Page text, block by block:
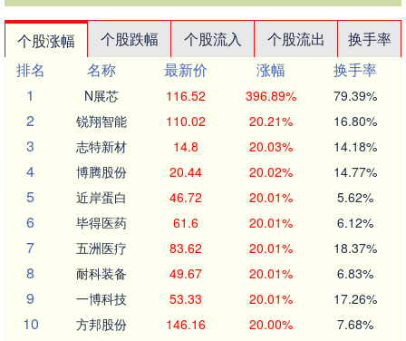
个股涨幅 个股跌幅 个股流入 个股流出
换手率
排名
名称 最新价 涨幅
换手率
1
N展芯 116.52 396.89% 79.39%
2 锐翔智能 110.02 20.21% 16.80%
3 志特新材 14.8 20.03% 14.18%
4 博腾股份 20.44 20.02% 14.77%
5 近岸蛋白 46.72 20.01% 5.62%
6 毕得医药 61.6 20.01% 6.12%
7 五洲医疗 83.62 20.01% 18.37%
8 耐科装备 49.67 20.01% 6.83%
9 一博科技 53.33 20.01% 17.26%
10 方邦股份 146.16 20.00% 7.68%